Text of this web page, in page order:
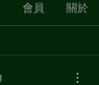
會員 關於